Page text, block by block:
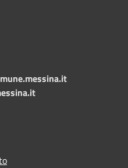
messina.it